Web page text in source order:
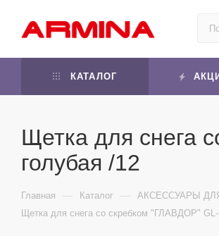
КАТАЛОГ
Щетка для снега
голубая /12
Главная — Каталог — АКСЕССУАРЫ
Щетка для снега со скребком "ГЛАВДОР"